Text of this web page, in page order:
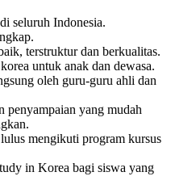
seluruh Indonesia.
terstruktur dan berkualitas.
untuk anak dan dewasa.
oleh guru-guru ahli dan
penyampaian yang mudah
mengikuti program kursus
in Korea bagi siswa yang